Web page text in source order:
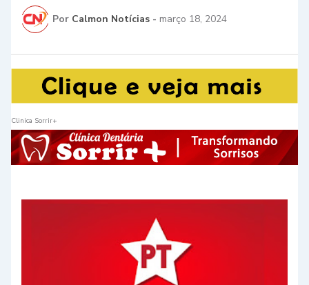
Por Calmon Notícias - março 18, 2024
Clinica Sorrir+